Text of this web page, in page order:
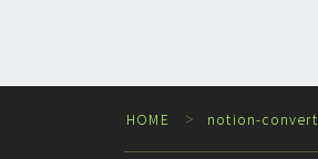
HOME ＞ notion-convert